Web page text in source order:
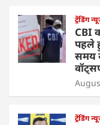
ट्रेंडिंग
CBI
पहले
समय
ट्रेंडिंग